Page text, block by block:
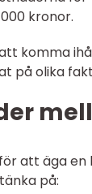
kronor.
komma
på olika
att äga
på: